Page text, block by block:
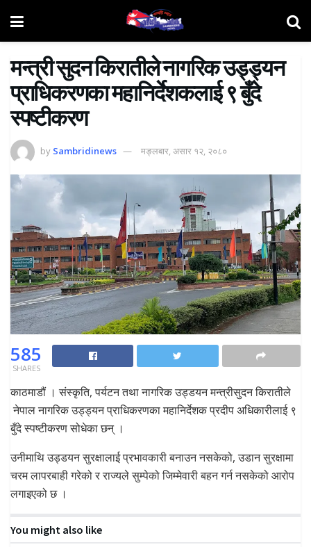
मन्त्री सुदन किरातीले नागरिक उड्ड्यन
प्राधिकरणका महानिर्देशकलाई ९ बुँदे
स्पष्टीकरण
by Sambridinews मङ्लबार, असार १२, २०८०
585
SHARES
काठमाडौं । संस्कृति, पर्यटन तथा नागरिक उड्डयन मन्त्रीसुदन किरातीले
नेपाल नागरिक उड्ड्यन प्राधिकरणका महानिर्देशक प्रदीप अधिकारीलाई ९
बुँदे स्पष्टीकरण सोधेका छन् ।
उनीमाथि उड्डयन सुरक्षालाई प्रभावकारी बनाउन नसकेको, उडान सुरक्षामा
चरम लापरबाही गरेको र राज्यले सुम्पेको जिम्मेवारी बहन गर्न नसकेको आरोप
लगाइएको छ ।
You might also like